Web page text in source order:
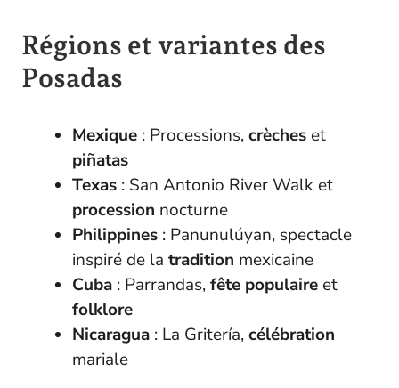
Régions et variantes des
Posadas
Mexique : Processions,crèches et
piñatas
Texas : San Antonio River Walk et
procession nocturne
Philippines : Panunulúyan, spectacle
inspiré de la tradition mexicaine
Cuba : Parrandas,fête populaire et
folklore
Nicaragua : La Gritería,célébration
mariale